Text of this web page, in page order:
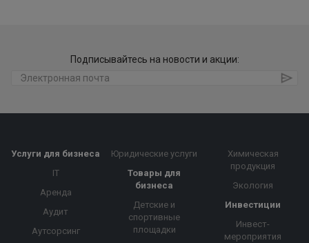
Подписывайтесь на новости и акции:
Услуги для бизнеса
IT
Аренда
Аудит
Аутсорсинг
Юридические услуги
Товары для
бизнеса
Детские и
спортивные
площадки
Химическая
продукция
Экология
Инвестиции
Инвест-
мероприятия